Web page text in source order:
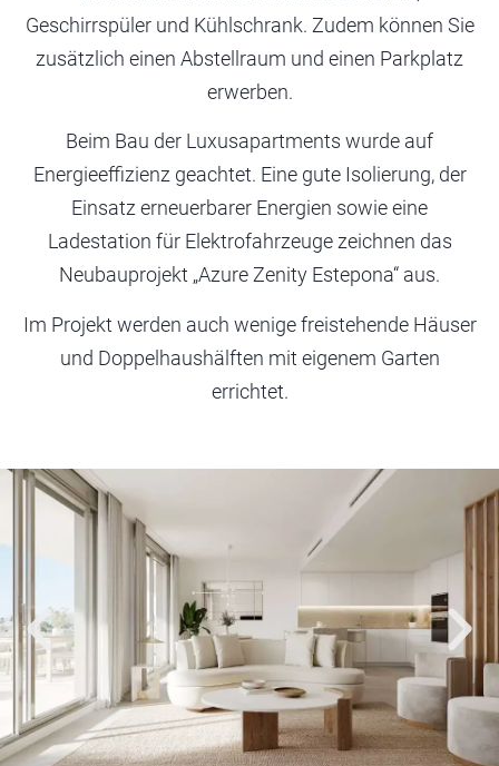
Geschirrspüler und Kühlschrank. Zudem können Sie
zusätzlich einen Abstellraum und einen Parkplatz
erwerben.
Beim Bau der Luxusapartments wurde auf
Energieeffizienz geachtet. Eine gute Isolierung, der
Einsatz erneuerbarer Energien sowie eine
Ladestation für Elektrofahrzeuge zeichnen das
Neubauprojekt „Azure Zenity Estepona“ aus.
Im Projekt werden auch wenige freistehende Häuser
und Doppelhaushälften mit eigenem Garten
errichtet.